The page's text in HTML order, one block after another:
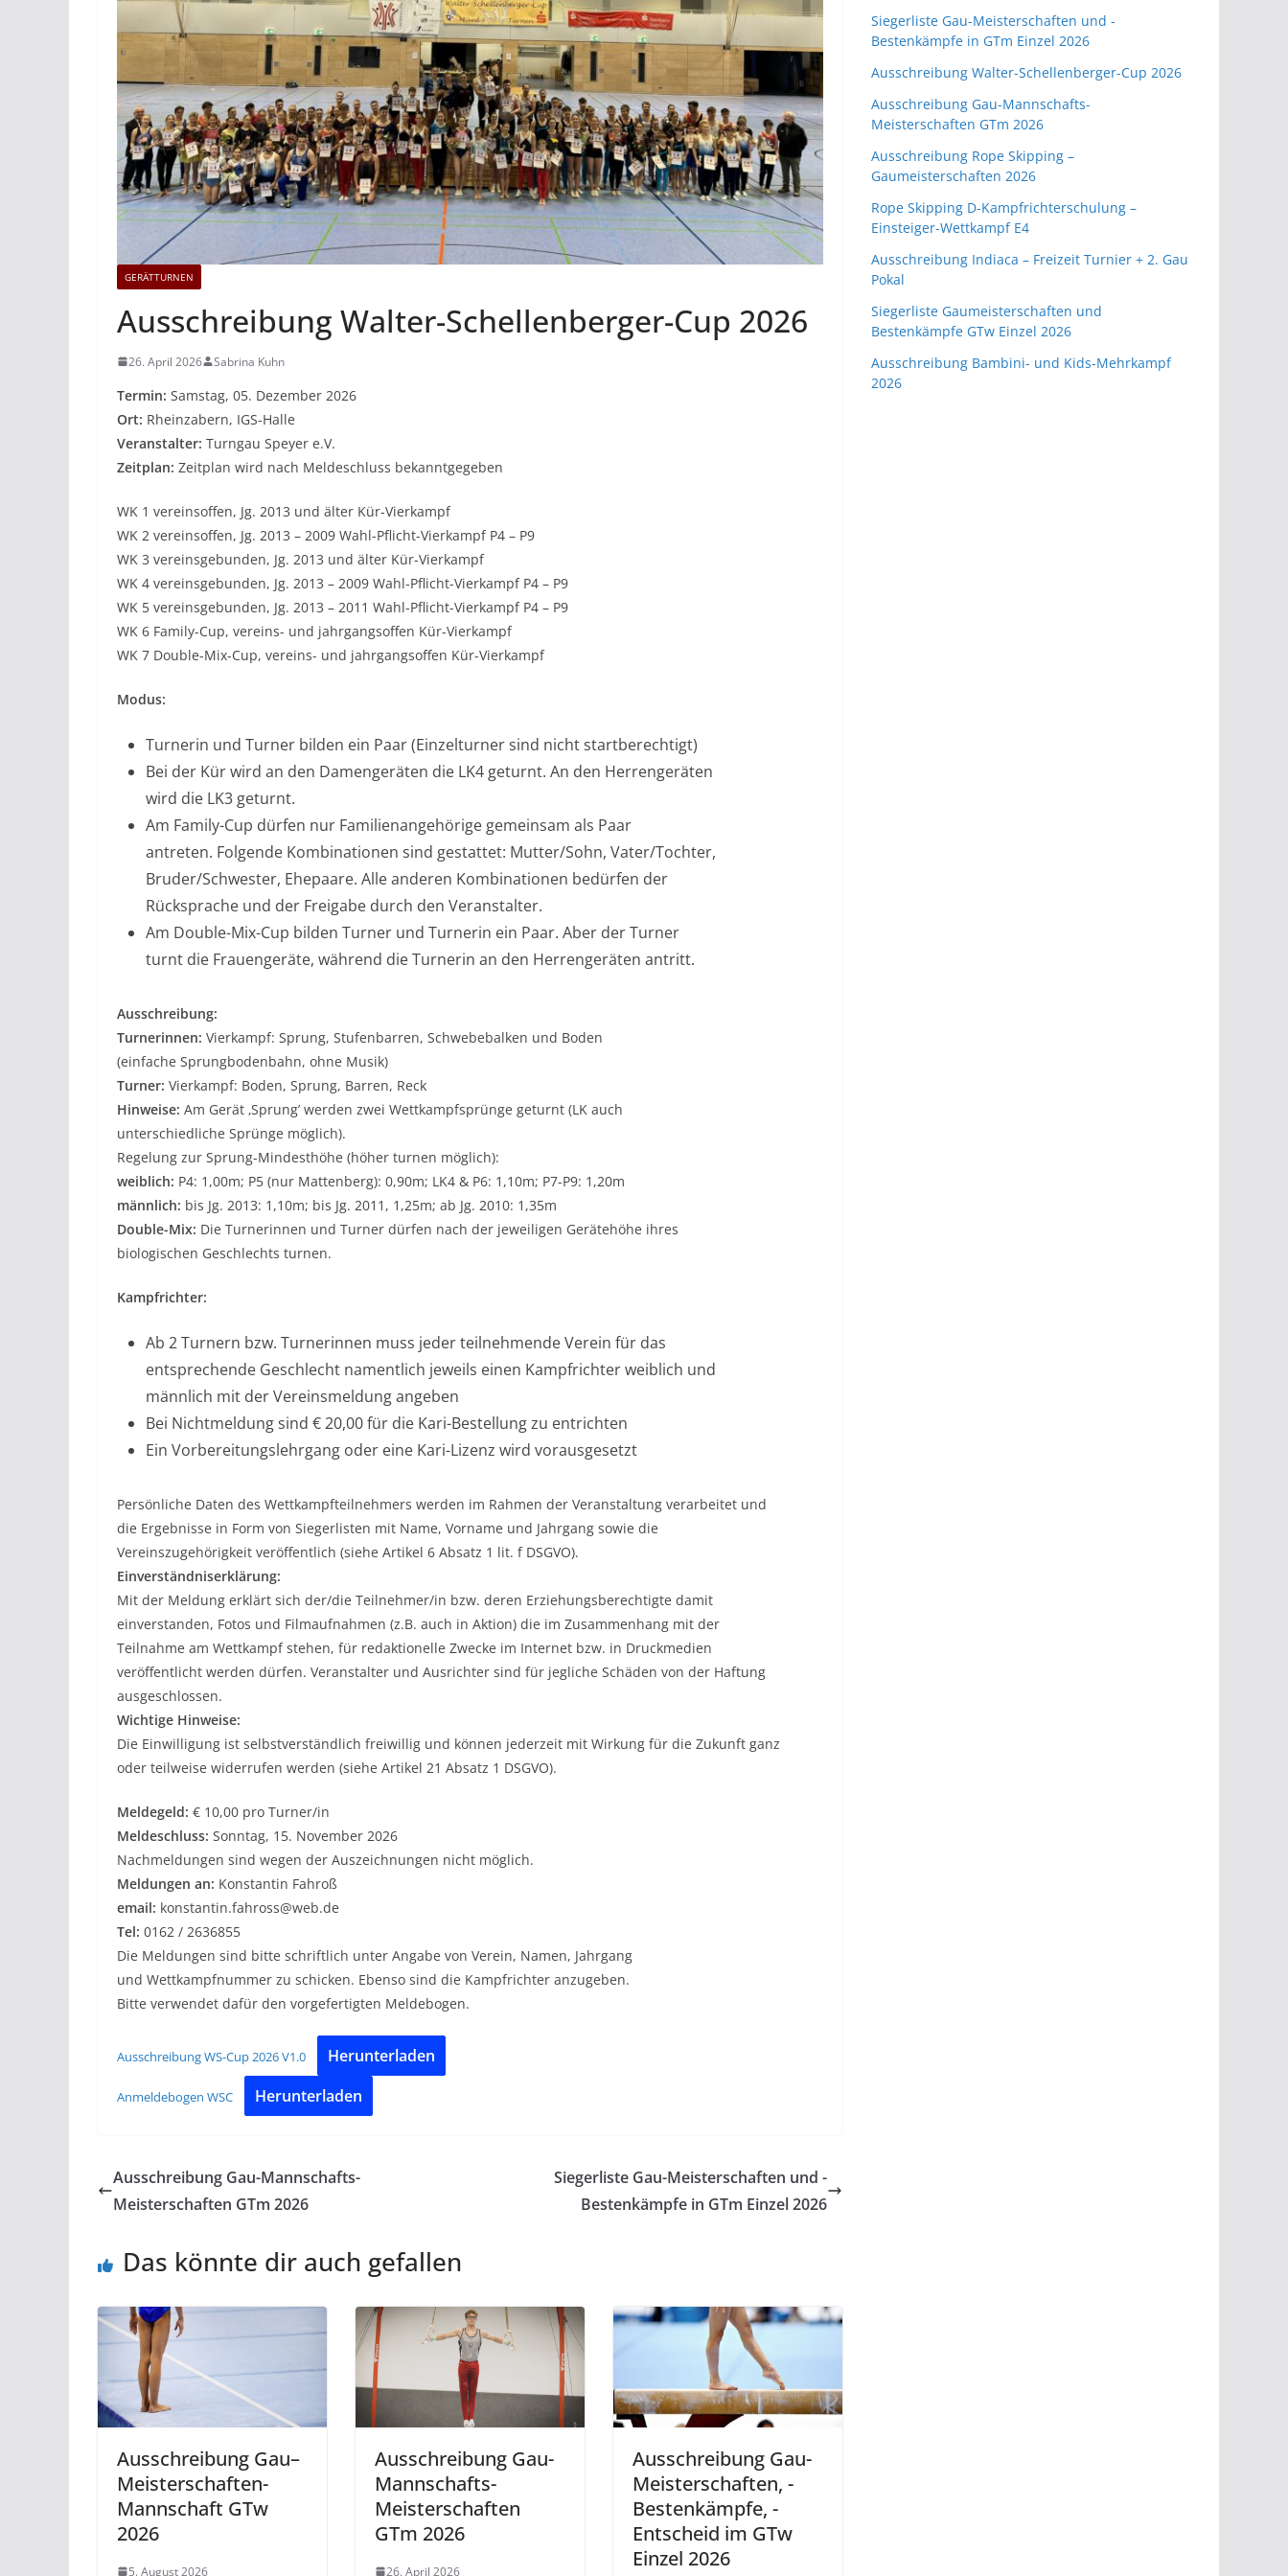
GERÄTTURNEN
Ausschreibung Walter-Schellenberger-Cup 2026
26. April 2026 Sabrina Kuhn
Termin: Samstag, 05. Dezember 2026
Ort: Rheinzabern, IGS-Halle
Veranstalter: Turngau Speyer e.V.
Zeitplan: Zeitplan wird nach Meldeschluss bekanntgegeben
WK 1 vereinsoffen, Jg. 2013 und älter Kür-Vierkampf
WK 2 vereinsoffen, Jg. 2013 – 2009 Wahl-Pflicht-Vierkampf P4 – P9
WK 3 vereinsgebunden, Jg. 2013 und älter Kür-Vierkampf
WK 4 vereinsgebunden, Jg. 2013 – 2009 Wahl-Pflicht-Vierkampf P4 – P9
WK 5 vereinsgebunden, Jg. 2013 – 2011 Wahl-Pflicht-Vierkampf P4 – P9
WK 6 Family-Cup, vereins- und jahrgangsoffen Kür-Vierkampf
WK 7 Double-Mix-Cup, vereins- und jahrgangsoffen Kür-Vierkampf
Modus:
Turnerin und Turner bilden ein Paar (Einzelturner sind nicht startberechtigt)
Bei der Kür wird an den Damengeräten die LK4 geturnt. An den Herrengeräten
wird die LK3 geturnt.
Am Family-Cup dürfen nur Familienangehörige gemeinsam als Paar
antreten. Folgende Kombinationen sind gestattet: Mutter/Sohn, Vater/Tochter,
Bruder/Schwester, Ehepaare. Alle anderen Kombinationen bedürfen der
Rücksprache und der Freigabe durch den Veranstalter.
Am Double-Mix-Cup bilden Turner und Turnerin ein Paar. Aber der Turner
turnt die Frauengeräte, während die Turnerin an den Herrengeräten antritt.
Ausschreibung:
Turnerinnen: Vierkampf: Sprung, Stufenbarren, Schwebebalken und Boden
(einfache Sprungbodenbahn, ohne Musik)
Turner: Vierkampf: Boden, Sprung, Barren, Reck
Hinweise: Am Gerät ‚Sprung’ werden zwei Wettkampfsprünge geturnt (LK auch
unterschiedliche Sprünge möglich).
Regelung zur Sprung-Mindesthöhe (höher turnen möglich):
weiblich: P4: 1,00m; P5 (nur Mattenberg): 0,90m; LK4 & P6: 1,10m; P7-P9: 1,20m
männlich: bis Jg. 2013: 1,10m; bis Jg. 2011, 1,25m; ab Jg. 2010: 1,35m
Double-Mix: Die Turnerinnen und Turner dürfen nach der jeweiligen Gerätehöhe ihres
biologischen Geschlechts turnen.
Kampfrichter:
Ab 2 Turnern bzw. Turnerinnen muss jeder teilnehmende Verein für das
entsprechende Geschlecht namentlich jeweils einen Kampfrichter weiblich und
männlich mit der Vereinsmeldung angeben
Bei Nichtmeldung sind € 20,00 für die Kari-Bestellung zu entrichten
Ein Vorbereitungslehrgang oder eine Kari-Lizenz wird vorausgesetzt
Persönliche Daten des Wettkampfteilnehmers werden im Rahmen der Veranstaltung verarbeitet und
die Ergebnisse in Form von Siegerlisten mit Name, Vorname und Jahrgang sowie die
Vereinszugehörigkeit veröffentlich (siehe Artikel 6 Absatz 1 lit. f DSGVO).
Einverständniserklärung:
Mit der Meldung erklärt sich der/die Teilnehmer/in bzw. deren Erziehungsberechtigte damit
einverstanden, Fotos und Filmaufnahmen (z.B. auch in Aktion) die im Zusammenhang mit der
Teilnahme am Wettkampf stehen, für redaktionelle Zwecke im Internet bzw. in Druckmedien
veröffentlicht werden dürfen. Veranstalter und Ausrichter sind für jegliche Schäden von der Haftung
ausgeschlossen.
Wichtige Hinweise:
Die Einwilligung ist selbstverständlich freiwillig und können jederzeit mit Wirkung für die Zukunft ganz
oder teilweise widerrufen werden (siehe Artikel 21 Absatz 1 DSGVO).
Meldegeld: € 10,00 pro Turner/in
Meldeschluss: Sonntag, 15. November 2026
Nachmeldungen sind wegen der Auszeichnungen nicht möglich.
Meldungen an: Konstantin Fahroß
email: konstantin.fahross@web.de
Tel: 0162 / 2636855
Die Meldungen sind bitte schriftlich unter Angabe von Verein, Namen, Jahrgang
und Wettkampfnummer zu schicken. Ebenso sind die Kampfrichter anzugeben.
Bitte verwendet dafür den vorgefertigten Meldebogen.
Ausschreibung WS-Cup 2026 V1.0 Herunterladen
Anmeldebogen WSC Herunterladen
Ausschreibung Gau-Mannschafts-
Meisterschaften GTm 2026
Siegerliste Gau-Meisterschaften und -
Bestenkämpfe in GTm Einzel 2026
Das könnte dir auch gefallen
Ausschreibung Gau–
Meisterschaften-
Mannschaft GTw
2026
5. August 2026
Ausschreibung Gau-
Mannschafts-
Meisterschaften
GTm 2026
26. April 2026
Ausschreibung Gau-
Meisterschaften, -
Bestenkämpfe, -
Entscheid im GTw
Einzel 2026
Siegerliste Gau-Meisterschaften und -
Bestenkämpfe in GTm Einzel 2026
Ausschreibung Walter-Schellenberger-Cup 2026
Ausschreibung Gau-Mannschafts-
Meisterschaften GTm 2026
Ausschreibung Rope Skipping –
Gaumeisterschaften 2026
Rope Skipping D-Kampfrichterschulung –
Einsteiger-Wettkampf E4
Ausschreibung Indiaca – Freizeit Turnier + 2. Gau
Pokal
Siegerliste Gaumeisterschaften und
Bestenkämpfe GTw Einzel 2026
Ausschreibung Bambini- und Kids-Mehrkampf
2026